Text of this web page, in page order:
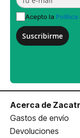
Acepto la Política
Suscribirme
Acerca de
Gastos de envío
Devoluciones